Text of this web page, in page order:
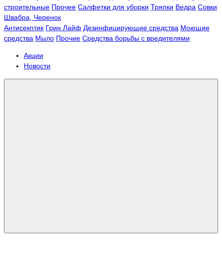
строительные Прочее Салфетки для уборки Тряпки Ведра Совки
Швабра, Черенок
Антисекптик Грин Лайф Дезинфицирующие средства Моющие
средства Мыло Прочие Средства борьбы с вредителями
Акции
Новости